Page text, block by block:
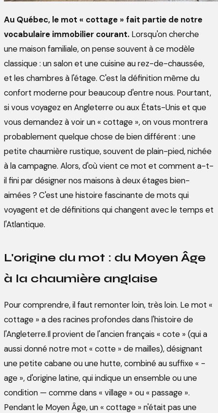
Au Québec, le mot « cottage » fait partie de notre
vocabulaire immobilier courant. Lorsqu'on cherche
une maison familiale, on pense souvent à ce modèle
classique : un salon et une cuisine au rez-de-chaussée,
et les chambres à l'étage. C'est la définition même du
confort moderne pour beaucoup d'entre nous. Pourtant,
si vous voyagez en Angleterre ou aux États-Unis et que
vous demandez à voir un « cottage », on vous montrera
probablement quelque chose de bien différent : une
petite chaumière rustique, souvent de plain-pied, nichée
à la campagne. Alors, d'où vient ce mot et comment a-t-
il fini par désigner nos maisons à deux étages bien-
aimées ? C'est une histoire fascinante de mots qui
voyagent et de définitions qui changent avec le temps et
l'Atlantique.
L'origine du mot : du Moyen Âge
à la chaumière anglaise
Pour comprendre, il faut remonter loin, très loin. Le mot «
cottage » a des racines profondes dans l'histoire de
l'Angleterre.Il provient de l'ancien français « cote » (qui a
aussi donné notre mot « cotte » de mailles), désignant
une petite cabane ou une hutte, combiné au suffixe « -
age », d'origine latine, qui indique un ensemble ou une
condition — comme dans « village » ou « passage ».
Pendant le Moyen Âge, un « cottage » n'était pas une